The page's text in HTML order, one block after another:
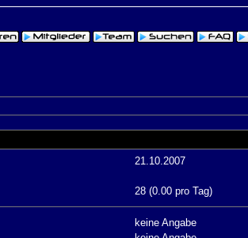
21.10.2007
28 (0.00 pro Tag)
keine Angabe